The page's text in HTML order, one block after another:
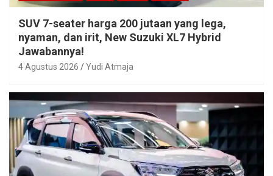
SUV 7-seater harga 200 jutaan yang lega,
nyaman, dan irit, New Suzuki XL7 Hybrid
Jawabannya!
4 Agustus 2026 Yudi Atmaja